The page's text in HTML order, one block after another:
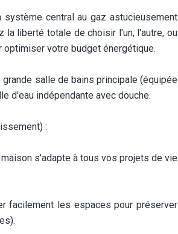
central au gaz astucieusement
la liberté totale de choisir l'un, l'autre, ou
votre budget énergétique.
salle de bains principale (équipée
d'eau indépendante avec douche.
:
s'adapte à tous vos projets de vie
facilement les espaces pour préserver